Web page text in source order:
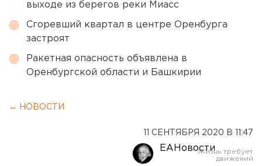
выходе из берегов реки Миасс
Сгоревший квартал в центре Оренбурга
застроят
Ракетная опасность объявлена в
Оренбургской области и Башкирии
← НОВОСТИ
11 СЕНТЯБРЯ 2020 В 11:47
ЕАНовости